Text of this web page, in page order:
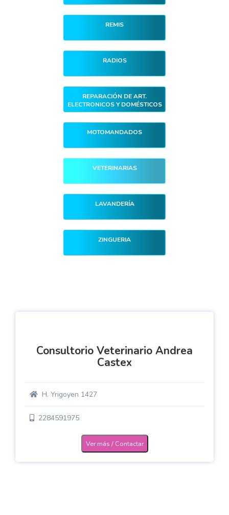
REMIS
RADIOS
REPARACIÓN DE ART.
ELECTRONICOS Y DOMÉSTICOS
MOTOMANDADOS
VETERINARIAS
LAVANDERÍA
ZINGUERIA
Consultorio Veterinario Andrea
Castex
H. Yrigoyen 1427
2284591975
Ver más / Contactar